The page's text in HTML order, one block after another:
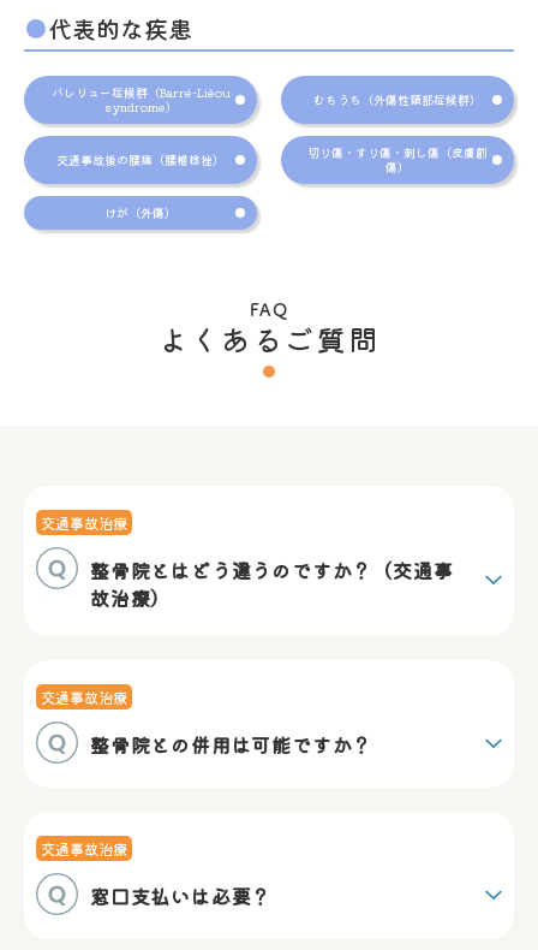
代表的な疾患
バレリュー症候群（Barré-Lièou
syndrome）
むちうち（外傷性頸部症候群）
交通事故後の腰痛（腰椎捻挫）
切り傷・すり傷・刺し傷（皮膚創
傷）
けが（外傷）
FAQ
よくあるご質問
交通事故治療
整骨院とはどう違うのですか？（交通事
故治療）
交通事故治療
整骨院との併用は可能ですか？
交通事故治療
窓口支払いは必要？